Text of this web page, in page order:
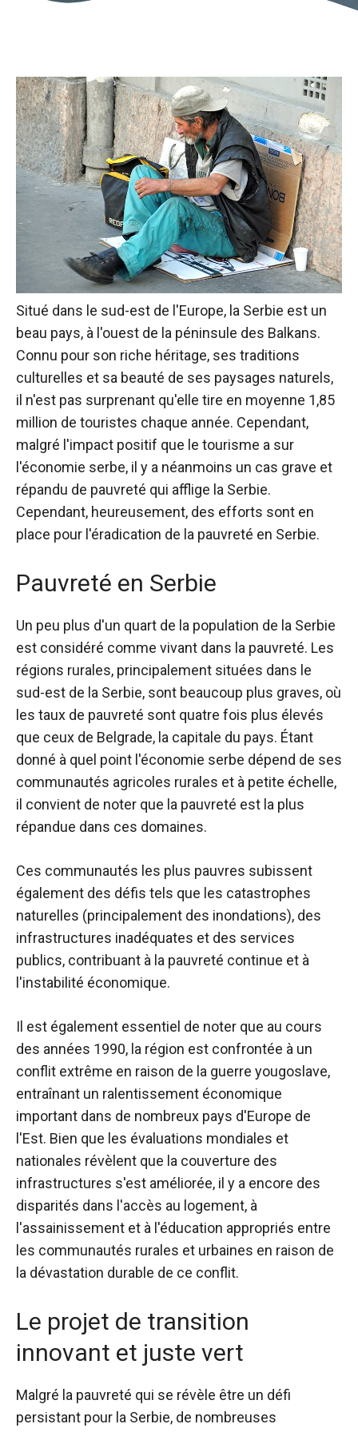
Situé dans le sud-est de l'Europe, la Serbie est un
beau pays, à l'ouest de la péninsule des Balkans.
Connu pour son riche héritage, ses traditions
culturelles et sa beauté de ses paysages naturels,
il n'est pas surprenant qu'elle tire en moyenne 1,85
million de touristes chaque année. Cependant,
malgré l'impact positif que le tourisme a sur
l'économie serbe, il y a néanmoins un cas grave et
répandu de pauvreté qui afflige la Serbie.
Cependant, heureusement, des efforts sont en
place pour l'éradication de la pauvreté en Serbie.
Pauvreté en Serbie
Un peu plus d'un quart de la population de la Serbie
est considéré comme vivant dans la pauvreté. Les
régions rurales, principalement situées dans le
sud-est de la Serbie, sont beaucoup plus graves, où
les taux de pauvreté sont quatre fois plus élevés
que ceux de Belgrade, la capitale du pays. Étant
donné à quel point l'économie serbe dépend de ses
communautés agricoles rurales et à petite échelle,
il convient de noter que la pauvreté est la plus
répandue dans ces domaines.
Ces communautés les plus pauvres subissent
également des défis tels que les catastrophes
naturelles (principalement des inondations), des
infrastructures inadéquates et des services
publics, contribuant à la pauvreté continue et à
l'instabilité économique.
Il est également essentiel de noter que au cours
des années 1990, la région est confrontée à un
conflit extrême en raison de la guerre yougoslave,
entraînant un ralentissement économique
important dans de nombreux pays d'Europe de
l'Est. Bien que les évaluations mondiales et
nationales révèlent que la couverture des
infrastructures s'est améliorée, il y a encore des
disparités dans l'accès au logement, à
l'assainissement et à l'éducation appropriés entre
les communautés rurales et urbaines en raison de
la dévastation durable de ce conflit.
Le projet de transition
innovant et juste vert
Malgré la pauvreté qui se révèle être un défi
persistant pour la Serbie, de nombreuses